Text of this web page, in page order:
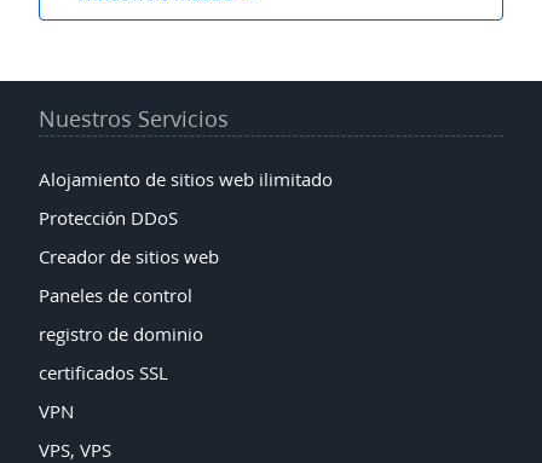
Nuestros Servicios
Alojamiento de sitios web ilimitado
Protección DDoS
Creador de sitios web
Paneles de control
registro de dominio
certificados SSL
VPN
VPS, VPS